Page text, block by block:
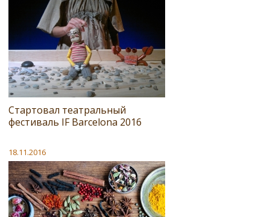
Стартовал театральный
фестиваль IF Barcelona 2016
18.11.2016